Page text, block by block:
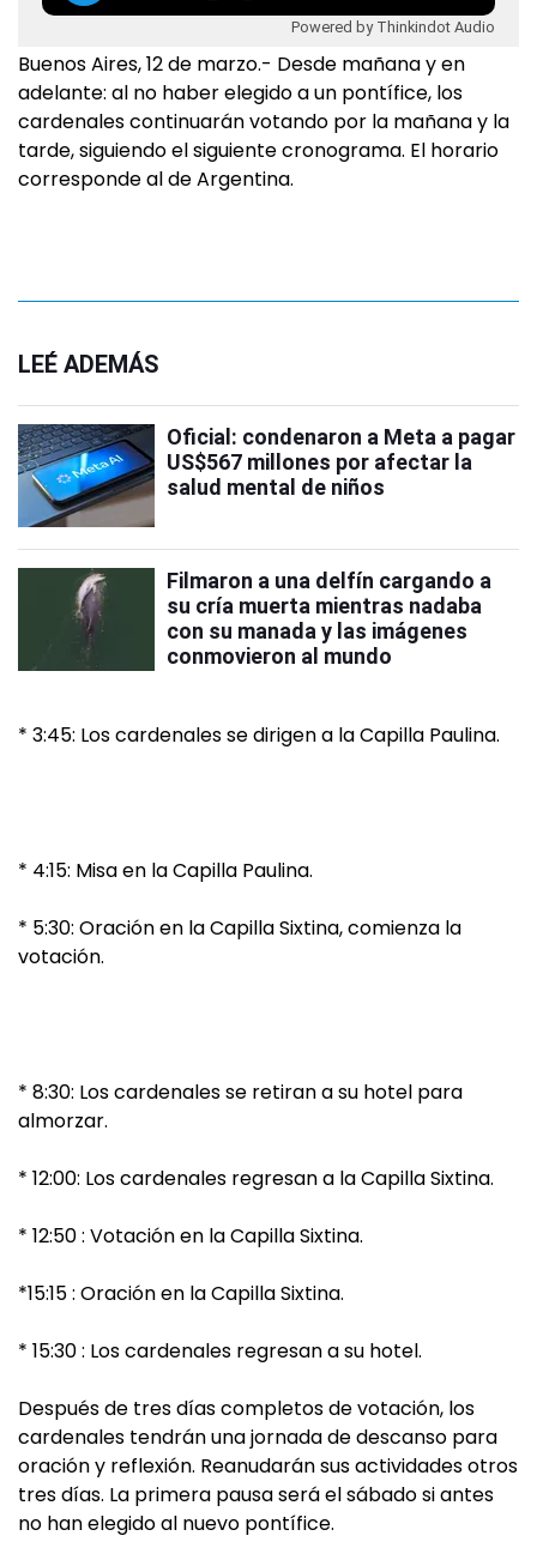
Powered by Thinkindot Audio
Buenos Aires, 12 de marzo.- Desde mañana y en
adelante: al no haber elegido a un pontífice, los
cardenales continuarán votando por la mañana y la
tarde, siguiendo el siguiente cronograma. El horario
corresponde al de Argentina.
LEÉ ADEMÁS
Oficial: condenaron a Meta a pagar
US$567 millones por afectar la
salud mental de niños
Filmaron a una delfín cargando a
su cría muerta mientras nadaba
con su manada y las imágenes
conmovieron al mundo
* 3:45: Los cardenales se dirigen a la Capilla Paulina.
* 4:15: Misa en la Capilla Paulina.
* 5:30: Oración en la Capilla Sixtina, comienza la
votación.
* 8:30: Los cardenales se retiran a su hotel para
almorzar.
* 12:00: Los cardenales regresan a la Capilla Sixtina.
* 12:50 : Votación en la Capilla Sixtina.
*15:15 : Oración en la Capilla Sixtina.
* 15:30 : Los cardenales regresan a su hotel.
Después de tres días completos de votación, los
cardenales tendrán una jornada de descanso para
oración y reflexión. Reanudarán sus actividades otros
tres días. La primera pausa será el sábado si antes
no han elegido al nuevo pontífice.